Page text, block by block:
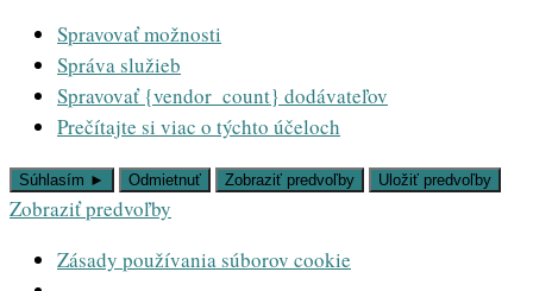
Spravovať možnosti
Správa služieb
Spravovať {vendor_count} dodávateľov
Prečítajte si viac o týchto účeloch
Súhlasím ► Odmietnuť Zobraziť predvoľby Uložiť predvoľby
Zobraziť predvoľby
Zásady používania súborov cookie